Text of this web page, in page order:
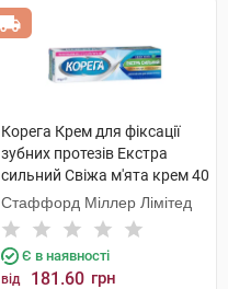
Корега Крем для фіксації
зубних протезів Екстра
сильний Свіжа м'ята крем 40
мл 1 туба
Стаффорд Міллер Лімітед
Є в наявності
від 181.60 грн